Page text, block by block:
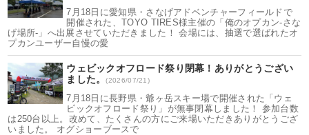
7月18日に愛知県・さなげアドベンチャーフィールドで
開催された、TOYO TIRES様主催の「俺のオプカン-さな
げ場所-」へ出展させていただきました！ 会場には、抽選で選ばれたオ
プカンユーザー自慢の愛
ウェビックオフロード祭り閉幕！ありがとうござい
ました。(2026/07/21)
7月18日に長野県・爺ヶ岳スキー場で開催された「ウェ
ビックオフロード祭り」が無事閉幕しました！ 参加台数
は250台以上。改めて、たくさんの方にご来場いただきありがとうござ
いました。 オグショーブースで